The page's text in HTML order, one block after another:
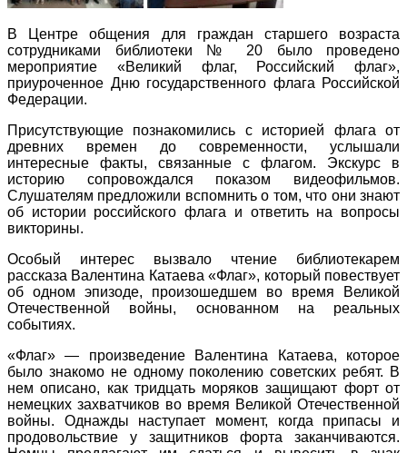
В Центре общения для граждан старшего возраста
сотрудниками библиотеки № 20 было проведено
мероприятие «Великий флаг, Российский флаг»,
приуроченное Дню государственного флага Российской
Федерации.
Присутствующие познакомились с историей флага от
древних времен до современности, услышали
интересные факты, связанные с флагом. Экскурс в
историю сопровождался показом видеофильмов.
Слушателям предложили вспомнить о том, что они знают
об истории российского флага и ответить на вопросы
викторины.
Особый интерес вызвало чтение библиотекарем
рассказа Валентина Катаева «Флаг», который повествует
об одном эпизоде, произошедшем во время Великой
Отечественной войны, основанном на реальных
событиях.
«Флаг» — произведение Валентина Катаева, которое
было знакомо не одному поколению советских ребят. В
нем описано, как тридцать моряков защищают форт от
немецких захватчиков во время Великой Отечественной
войны. Однажды наступает момент, когда припасы и
продовольствие у защитников форта заканчиваются.